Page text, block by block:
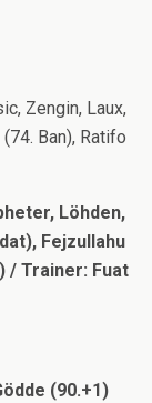
Zengin, Laux,
Ban), Ratifo
Löhden,
Fejzullahu
/ Trainer: Fuat
(90.+1)